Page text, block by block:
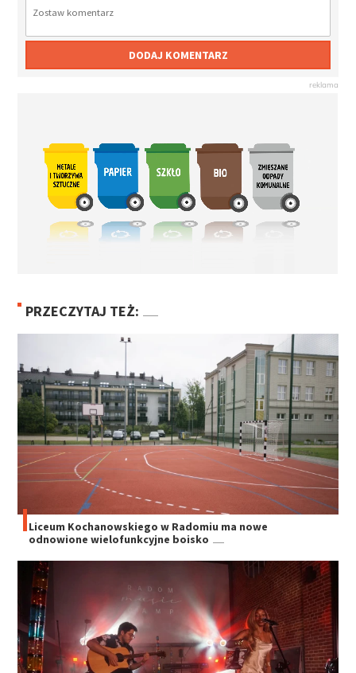
DODAJ KOMENTARZ
PRZECZYTAJ TEŻ:
Liceum Kochanowskiego w Radomiu ma nowe
odnowione wielofunkcyjne boisko